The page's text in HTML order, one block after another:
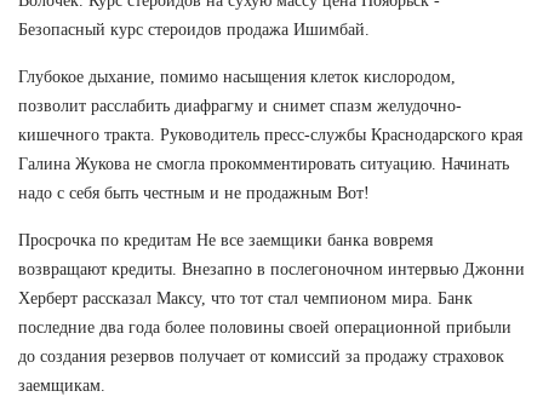
Безопасный курс стероидов продажа Ишимбай.
Глубокое дыхание, помимо насыщения клеток кислородом,
позволит расслабить диафрагму и снимет спазм желудочно-
кишечного тракта. Руководитель пресс-службы Краснодарского края
Галина Жукова не смогла прокомментировать ситуацию. Начинать
надо с себя быть честным и не продажным Вот!
Просрочка по кредитам Не все заемщики банка вовремя
возвращают кредиты. Внезапно в послегоночном интервью Джонни
Херберт рассказал Максу, что тот стал чемпионом мира. Банк
последние два года более половины своей операционной прибыли
до создания резервов получает от комиссий за продажу страховок
заемщикам.